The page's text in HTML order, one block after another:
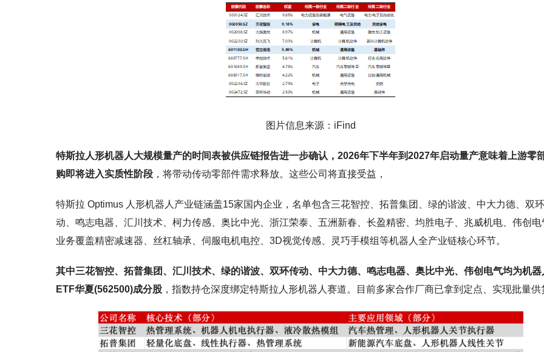
图片信息来源：iFind
特斯拉人形机器人大规模量产的时间表被供应链报告进一步确认，2026年下半年到2027年启动量产意味着上游零
购即将进入实质性阶段 ，将带动传动零部件需求释放。这些公司将直接受益，
特斯拉 Optimus 人形机器人产业链涵盖15家国内企业，名单包含三花智控、拓普集团、绿的谐波、中大力德、双
动、鸣志电器、汇川技术、柯力传感、奥比中光、浙江荣泰、五洲新春、长盈精密、均胜电子、兆威机电、伟创电
业务覆盖精密减速器、丝杠轴承、伺服电机电控、3D视觉传感、灵巧手模组等机器人全产业链核心环节。
其中三花智控、拓普集团、汇川技术、绿的谐波、双环传动、中大力德、鸣志电器、奥比中光、伟创电气均为机器
ETF华夏(562500)成分股 ，指数持仓深度绑定特斯拉人形机器人赛道。目前多家合作厂商已拿到定点、实现批量供